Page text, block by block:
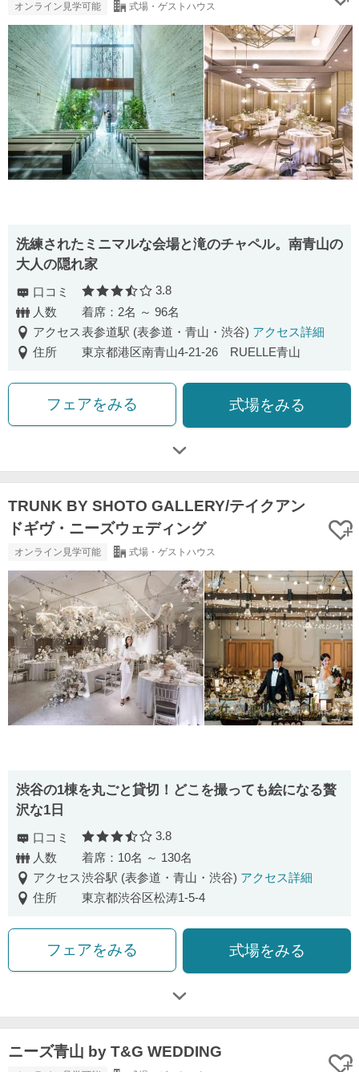
オンライン見学可能 式場・ゲストハウス
洗練されたミニマルな会場と滝のチャペル。南青山の
大人の隠れ家
口コミ 口コミ評価
3.8
人数
着席：2名 ～ 96名
アクセス表参道駅 (表参道・青山・渋谷) アクセス詳細
住所
東京都港区南青山4-21-26 RUELLE青山
フェアをみる 式場をみる
TRUNK BY SHOTO GALLERY/テイクアン
ドギヴ・ニーズウェディング
オンライン見学可能 式場・ゲストハウス
渋⾕の1棟を丸ごと貸切！どこを撮っても絵になる贅
沢な1⽇
口コミ 口コミ評価
3.8
人数
着席：10名 ～ 130名
アクセス渋谷駅 (表参道・青山・渋谷) アクセス詳細
住所
東京都渋谷区松涛1-5-4
フェアをみる 式場をみる
ニーズ青山 by T&G WEDDING